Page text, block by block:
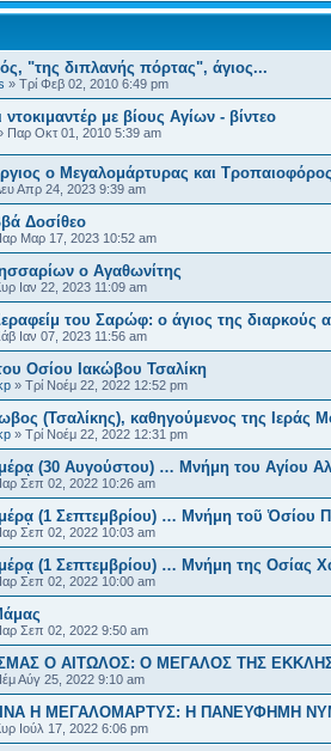
"της διπλανής πόρτας", άγιος...
» Τρί Φεβ 02, 2010 6:49 pm
ντοκιμαντέρ με βίους Αγίων - βίντεο
Παρ Οκτ 01, 2010 5:39 am
ο Μεγαλομάρτυρας και Τροπαιοφόρος
Απρ 24, 2023 9:39 am
Δοσίθεο
Μαρ 17, 2023 10:52 am
ο Αγαθωνίτης
Ιαν 22, 2023 11:09 am
του Σαρώφ: ο άγιος της διαρκούς
Ιαν 07, 2023 11:56 am
Οσίου Ιακώβου Τσαλίκη
» Τρί Νοέμ 22, 2022 12:52 pm
(Τσαλίκης), καθηγούμενος της Ιεράς
» Τρί Νοέμ 22, 2022 12:31 pm
(30 Αυγούστου) … Μνήμη του Αγίου
Σεπ 02, 2022 10:26 am
(1 Σεπτεμβρίου) … Μνήμη τοῦ Ὁσίου
Σεπ 02, 2022 10:03 am
(1 Σεπτεμβρίου) … Μνήμη της Οσίας
Σεπ 02, 2022 10:00 am
Σεπ 02, 2022 9:50 am
Ο ΑΙΤΩΛΟΣ: Ο ΜΕΓΑΛΟΣ ΤΗΣ
Αύγ 25, 2022 9:10 am
Η ΜΕΓΑΛΟΜΑΡΤΥΣ: Η ΠΑΝΕΥΦΗΜΗ
Ιούλ 17, 2022 6:06 pm